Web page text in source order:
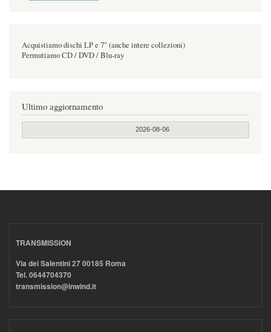
Acquistiamo dischi LP e 7" (anche intere collezioni)
Permutiamo CD / DVD / Blu-ray
Ultimo aggiornamento
2026-08-06
TRANSMISSION
Via dei Salentini 27 00185 Roma
Tel. 0644704370
transmission@inwind.it